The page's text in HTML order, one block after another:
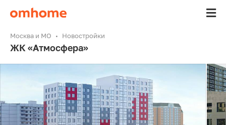
Москва и МО Новостройки
ЖК «Атмосфера»